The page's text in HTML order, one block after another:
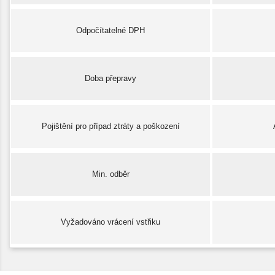
Odpočítatelné DPH
Doba přepravy
Pojištění pro případ ztráty a poškození
Min. odběr
Vyžadováno vrácení vstřiku